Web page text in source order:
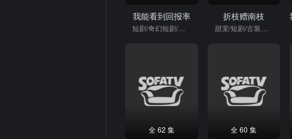
我能看到回报率
短剧/奇幻短剧/逆袭
折枝赠南枝
全 62 集 全 60 集